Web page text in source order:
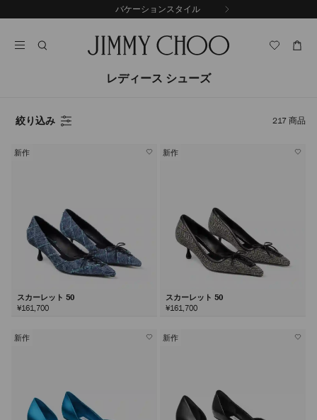
ン
ス
ラ
バケーションスタイル
レディース シューズ
絞り込み 217商品
新作
スカーレット 50
¥161,700
新作
スカーレット 50
¥161,700
新作 新作